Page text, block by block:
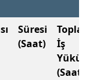
Süresi
(Saat)
Toplam
İş
Yükü
(Saat)